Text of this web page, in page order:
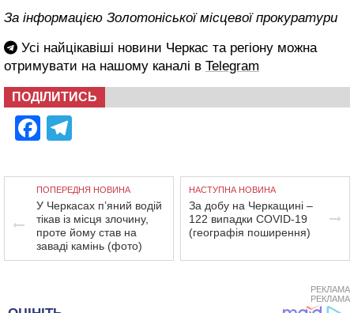
За інформацією Золотоніської місцевої прокуратури
Усі найцікавіші новини Черкас та регіону можна
отримувати на нашому каналі в Telegram
ПОДІЛИТИСЬ
Facebook
ПОПЕРЕДНЯ НОВИНА
У Черкасах п’яний водій
тікав із місця злочину,
проте йому став на
заваді камінь (фото)
НАСТУПНА НОВИНА
За добу на Черкащині –
122 випадки COVID-19
(географія поширення)
РЕКЛАМА
РЕКЛАМА